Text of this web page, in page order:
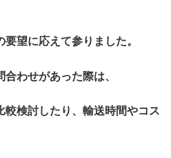
望に応えて参りました。
わせがあった際は、
較検討したり、輸送時間やコス